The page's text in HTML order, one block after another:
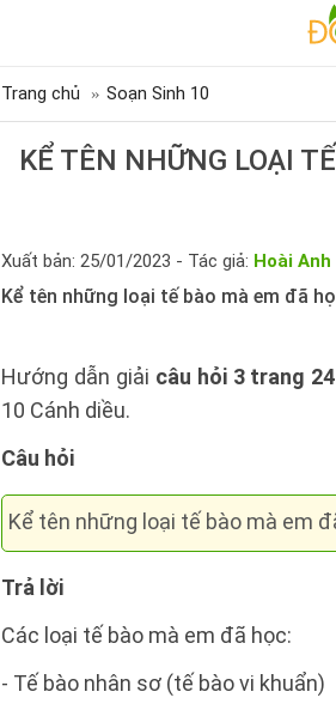
Trang chủ Soạn Sinh 10
KỂ TÊN NHỮNG LOẠI
Xuất bản: 25/01/2023 - Tác giả: Hoài Anh
Kể tên những loại tế bào mà em đã
Hướng dẫn giải câu hỏi 3 trang
10 Cánh diều.
Câu hỏi
Kể tên những loại tế bào mà em
Trả lời
Các loại tế bào mà em đã học:
- Tế bào nhân sơ (tế bào vi khuẩn)